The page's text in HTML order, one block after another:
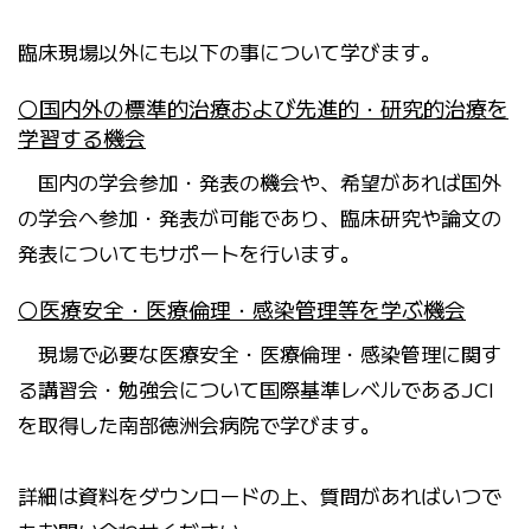
臨床現場以外にも以下の事について学びます。
〇国内外の標準的治療および先進的・研究的治療を
学習する機会
国内の学会参加・発表の機会や、希望があれば国外
の学会へ参加・発表が可能であり、臨床研究や論文の
発表についてもサポートを行います。
〇医療安全・医療倫理・感染管理等を学ぶ機会
現場で必要な医療安全・医療倫理・感染管理に関す
る講習会・勉強会について国際基準レベルであるJCI
を取得した南部徳洲会病院で学びます。
詳細は資料をダウンロードの上、質問があればいつで